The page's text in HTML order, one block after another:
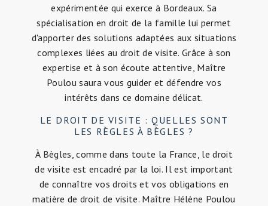
expérimentée qui exerce à Bordeaux. Sa
spécialisation en droit de la famille lui permet
d'apporter des solutions adaptées aux situations
complexes liées au droit de visite. Grâce à son
expertise et à son écoute attentive, Maître
Poulou saura vous guider et défendre vos
intérêts dans ce domaine délicat.
LE DROIT DE VISITE : QUELLES SONT
LES RÈGLES À BÈGLES ?
À Bègles, comme dans toute la France, le droit
de visite est encadré par la loi. Il est important
de connaître vos droits et vos obligations en
matière de droit de visite. Maître Hélène Poulou